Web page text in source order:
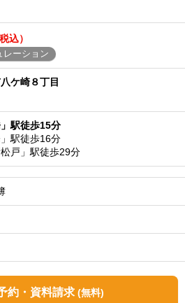
込）
レーション
ケ崎８丁目
駅徒歩15分
駅徒歩16分
戸」駅徒歩29分
約・資料請求 (無料)